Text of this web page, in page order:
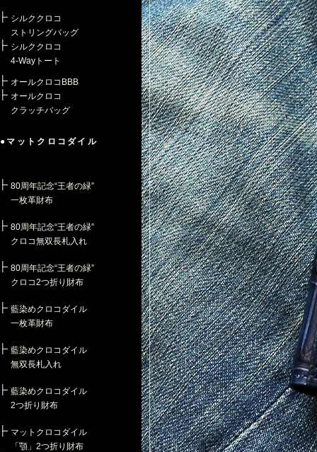
シルククロコ
ストリングバッグ
シルククロコ
4-Wayトート
オールクロコBBB
オールクロコ
クラッチバッグ
●マットクロコダイル
80周年記念“王者の緑”
一枚革財布
80周年記念“王者の緑”
クロコ無双長札入れ
80周年記念“王者の緑”
クロコ2つ折り財布
藍染めクロコダイル
一枚革財布
藍染めクロコダイル
無双長札入れ
藍染めクロコダイル
2つ折り財布
マットクロコダイル
「顎」2つ折り財布